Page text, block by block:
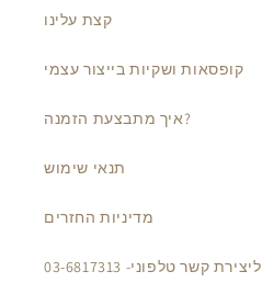
קצת עלינו
קופסאות ושקיות בייצור עצמי
איך מתבצעת הזמנה?
תנאי שימוש
מדיניות החזרים
ליצירת קשר טלפוני- 03-6817313